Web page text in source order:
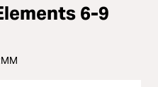
6-9